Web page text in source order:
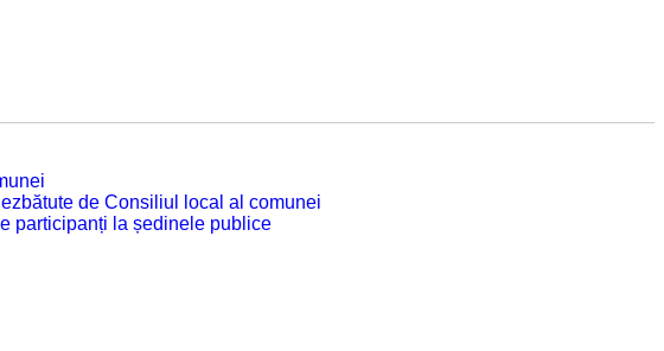
de Consiliul local al comunei
participanți la ședinele publice